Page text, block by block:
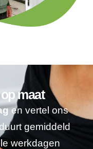
maat
en vertel ons
gemiddeld
werkdagen